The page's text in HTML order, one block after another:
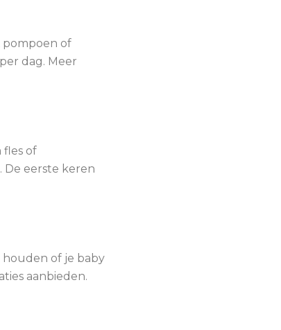
pompoen of
dag. Meer
fles of
De eerste keren
of je baby
aanbieden.